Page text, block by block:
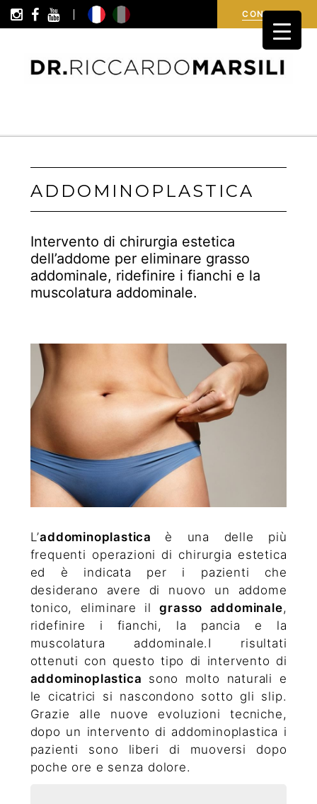
CONTATTI
ADDOMINOPLASTICA
Intervento di chirurgia estetica
dell’addome per eliminare grasso
addominale, ridefinire i fianchi e la
muscolatura addominale.
L’addominoplastica è una delle più
frequenti operazioni di chirurgia estetica
ed è indicata per i pazienti che
desiderano avere di nuovo un addome
tonico, eliminare ilgrasso addominale,
ridefinire i fianchi, la pancia e la
muscolatura addominale.I risultati
ottenuti con questo tipo di intervento di
addominoplastica sono molto naturali e
le cicatrici si nascondono sotto gli slip.
Grazie alle nuove evoluzioni tecniche,
dopo un intervento di addominoplastica i
pazienti sono liberi di muoversi dopo
poche ore e senza dolore.
R
i
c
h
i
e
d
i
in
f
o
r
m
a
z
i
o
n
i